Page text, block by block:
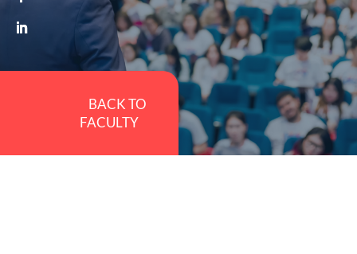
BACK TO
FACULTY